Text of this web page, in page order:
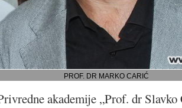
PROF. DR MARKO CARIĆ
akademije „Prof. dr Slavko